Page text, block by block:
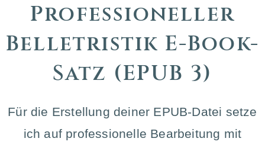
Professioneller
Belletristik E-Book-
Satz (EPUB 3)
Für die Erstellung deiner EPUB-Datei setze
ich auf professionelle Bearbeitung mit